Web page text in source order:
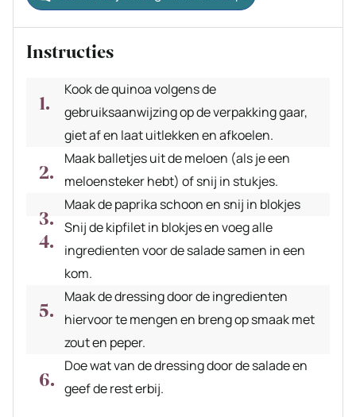
Instructies
Kook de quinoa volgens de
gebruiksaanwijzing op de verpakking gaar,
giet af en laat uitlekken en afkoelen.
Maak balletjes uit de meloen (als je een
meloensteker hebt) of snij in stukjes.
Maak de paprika schoon en snij in blokjes
Snij de kipfilet in blokjes en voeg alle
ingredienten voor de salade samen in een
kom.
Maak de dressing door de ingredienten
hiervoor te mengen en breng op smaak met
zout en peper.
Doe wat van de dressing door de salade en
geef de rest erbij.